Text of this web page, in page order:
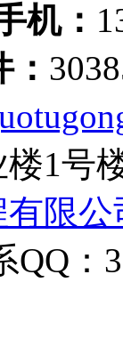
机：
1号
限
QQ：